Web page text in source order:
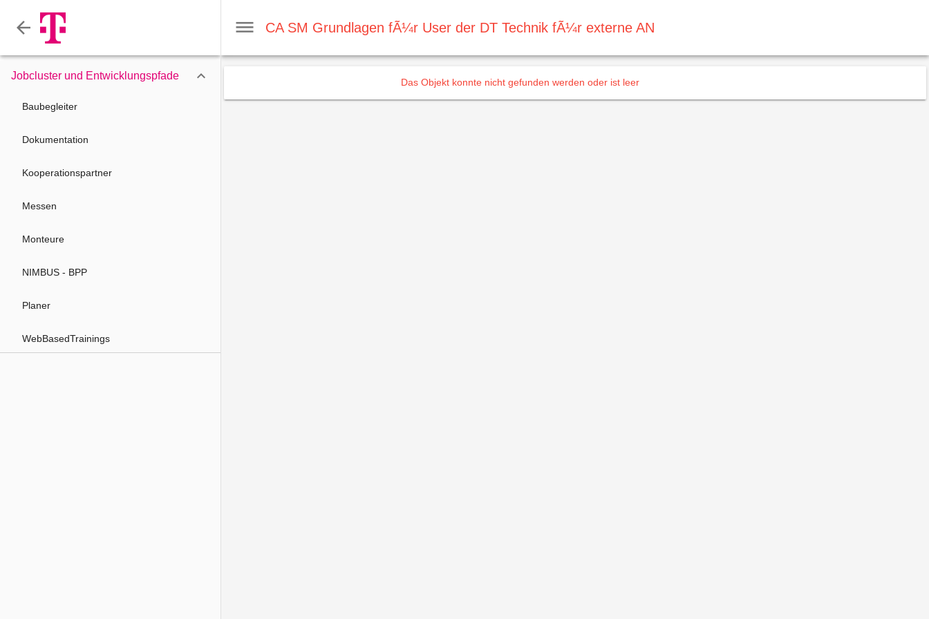

Jobcluster und Entwicklungspfade
Baubegleiter
Dokumentation
Kooperationspartner
Messen
Monteure
NIMBUS - BPP
Planer
WebBasedTrainings